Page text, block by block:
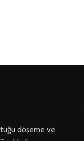
döşeme ve